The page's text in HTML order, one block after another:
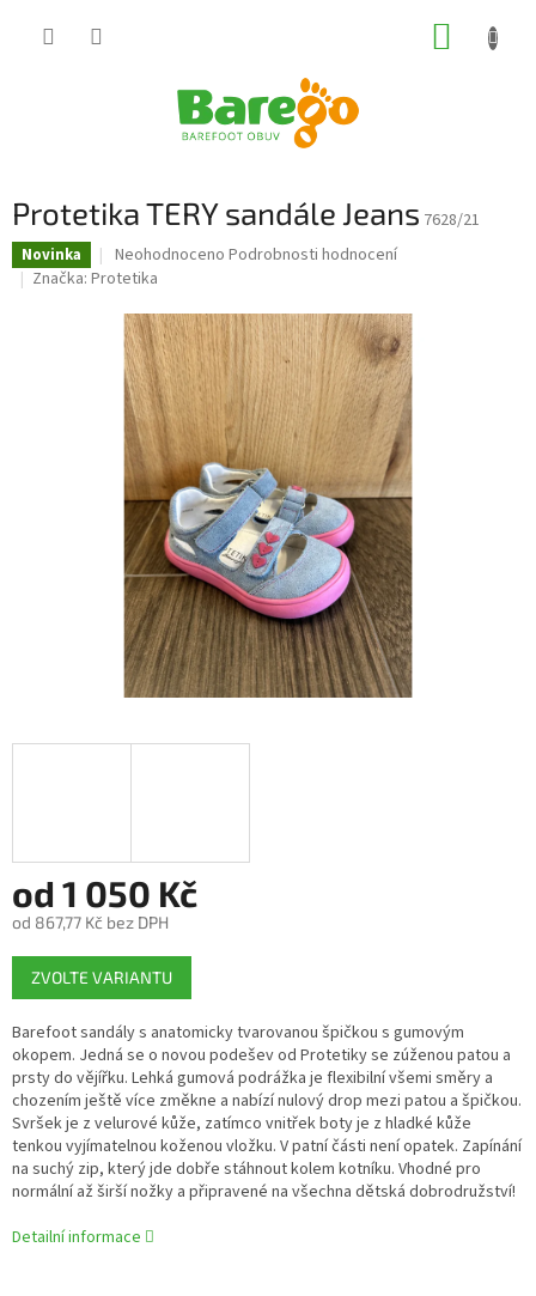
Protetika TERY sandále Jeans 7628/21
Novinka
Průměrné
hodnocení
je
0,0
hvězdiček.
Neohodnoceno Podrobnosti hodnocení
Značka: Protetika
od 1 050 Kč
od 867,77 Kč bez DPH
Měrná
cena:
ZVOLTE VARIANTU
Barefoot sandály s anatomicky tvarovanou špičkou s gumovým
okopem. Jedná se o novou podešev od Protetiky se zúženou patou a
prsty do vějířku. Lehká gumová podrážka je flexibilní všemi směry a
chozením ještě více změkne a nabízí nulový drop mezi patou a špičkou.
Svršek je z velurové kůže, zatímco vnitřek boty je z hladké kůže
tenkou vyjímatelnou koženou vložku. V patní části není opatek. Zapínání
na suchý zip, který jde dobře stáhnout kolem kotníku. Vhodné pro
normální až širší nožky a připravené na všechna dětská dobrodružství!
Detailní informace